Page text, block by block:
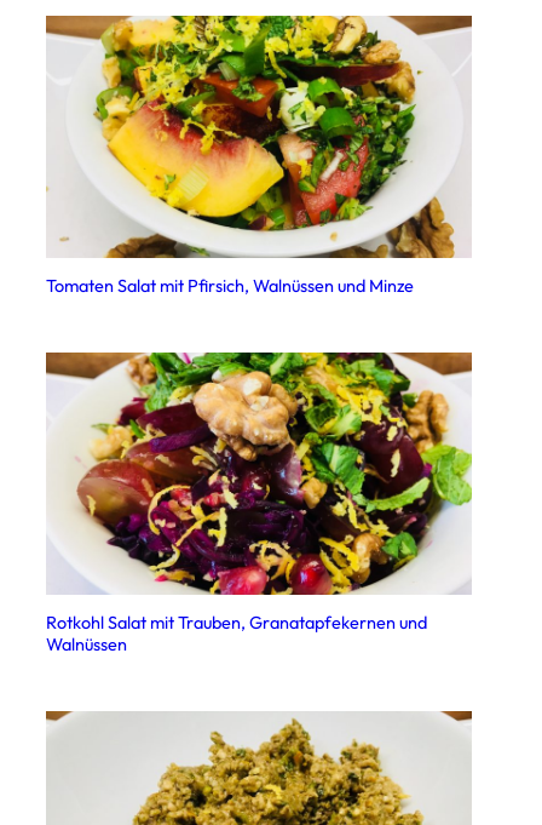
Tomaten Salat mit Pfirsich, Walnüssen und Minze
Rotkohl Salat mit Trauben, Granatapfekernen und
Walnüssen